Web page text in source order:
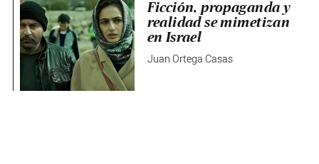
Ficción, propaganda y
realidad se mimetizan
en Israel
Juan Ortega Casas